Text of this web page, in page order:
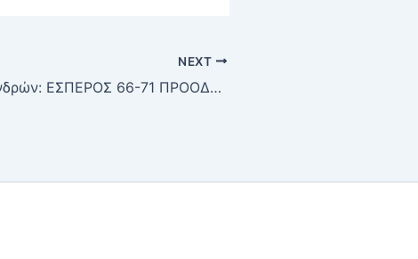
NEXT
Μπάσκετ ανδρών: ΕΣΠΕΡΟΣ 66-71 ΠΡΟΟΔΕΥΤΙΚΗ